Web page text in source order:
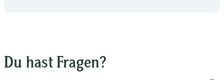
Du hast Fragen?